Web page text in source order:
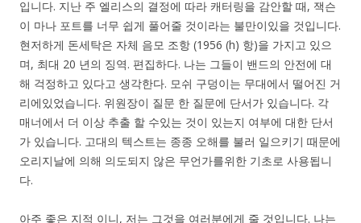
입니다. 지난 주 엘리스의 결정에 따라 캐터링을 감안할 때, 잭슨
이 마나 포트를 너무 쉽게 풀어줄 것이라는 불만이있을 것입니다.
현저하게 돈세탁은 자체 음모 조항 (1956 (h) 항)을 가지고 있으
며, 최대 20 년의 징역. 편집하다. 나는 그들이 밴드의 안전에 대
해 걱정하고 있다고 생각한다. 모쉬 구덩이는 무대에서 떨어진 거
리에있었습니다. 위원장이 질문 한 질문에 단서가 있습니다. 각
매너에서 더 이상 추출 할 수있는 것이 있는지 여부에 대한 단서
가 있습니다. 고대의 텍스트는 종종 오해를 불러 일으키기 때문에
오리지날에 의해 의도되지 않은 무언가를위한 기초로 사용됩니
다.
아주 좋은 지적 이니, 저는 그것을 여러분에게 줄 것입니다. 나는